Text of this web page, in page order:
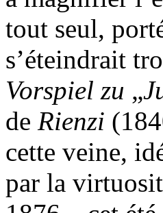
tout seul,
s’éteindrait
Vorspiel zu „
de Rienzi
cette veine,
par la